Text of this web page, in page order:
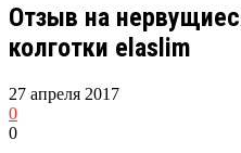
Отзыв на
колготки elaslim
27 апреля 2017
0
0